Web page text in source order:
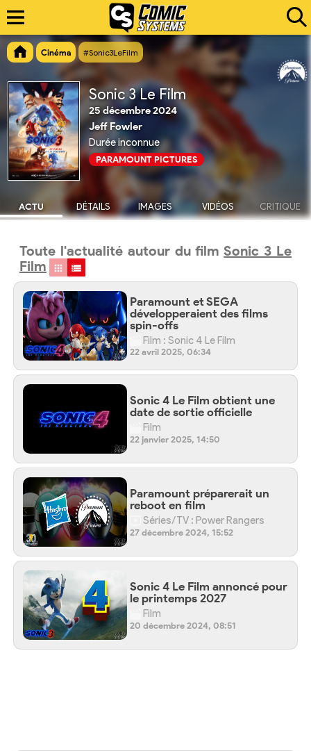
Cinéma #Sonic3LeFilm
Sonic 3 Le Film
25 décembre 2024
Jeff Fowler
Durée inconnue
PARAMOUNT PICTURES
ACTU DÉTAILS IMAGES VIDÉOS CRITIQUE
Toute l'actualité autour du filmSonic 3 Le
Film
Paramount et SEGA
développeraient des films
spin-offs
Film : Sonic 4 Le Film
22 avril 2025, 06:34
Sonic 4 Le Film obtient une
date de sortie officielle
Film
22 janvier 2025, 14:50
Paramount préparerait un
reboot en film
Séries/TV : Power Rangers
27 décembre 2024, 15:52
Sonic 4 Le Film annoncé pour
le printemps 2027
Film
20 décembre 2024, 08:51